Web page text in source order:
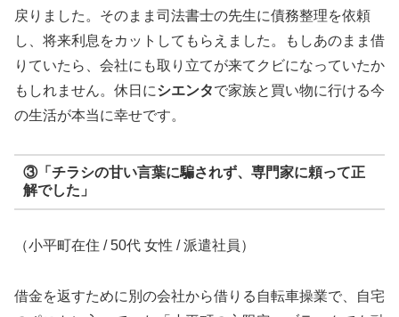
戻りました。そのまま司法書士の先生に債務整理を依頼
し、将来利息をカットしてもらえました。もしあのまま借
りていたら、会社にも取り立てが来てクビになっていたか
もしれません。休日にシエンタで家族と買い物に行ける今
の生活が本当に幸せです。
③「チラシの甘い言葉に騙されず、専門家に頼って正
解でした」
（小平町在住 / 50代 女性 / 派遣社員）
借金を返すために別の会社から借りる自転車操業で、自宅